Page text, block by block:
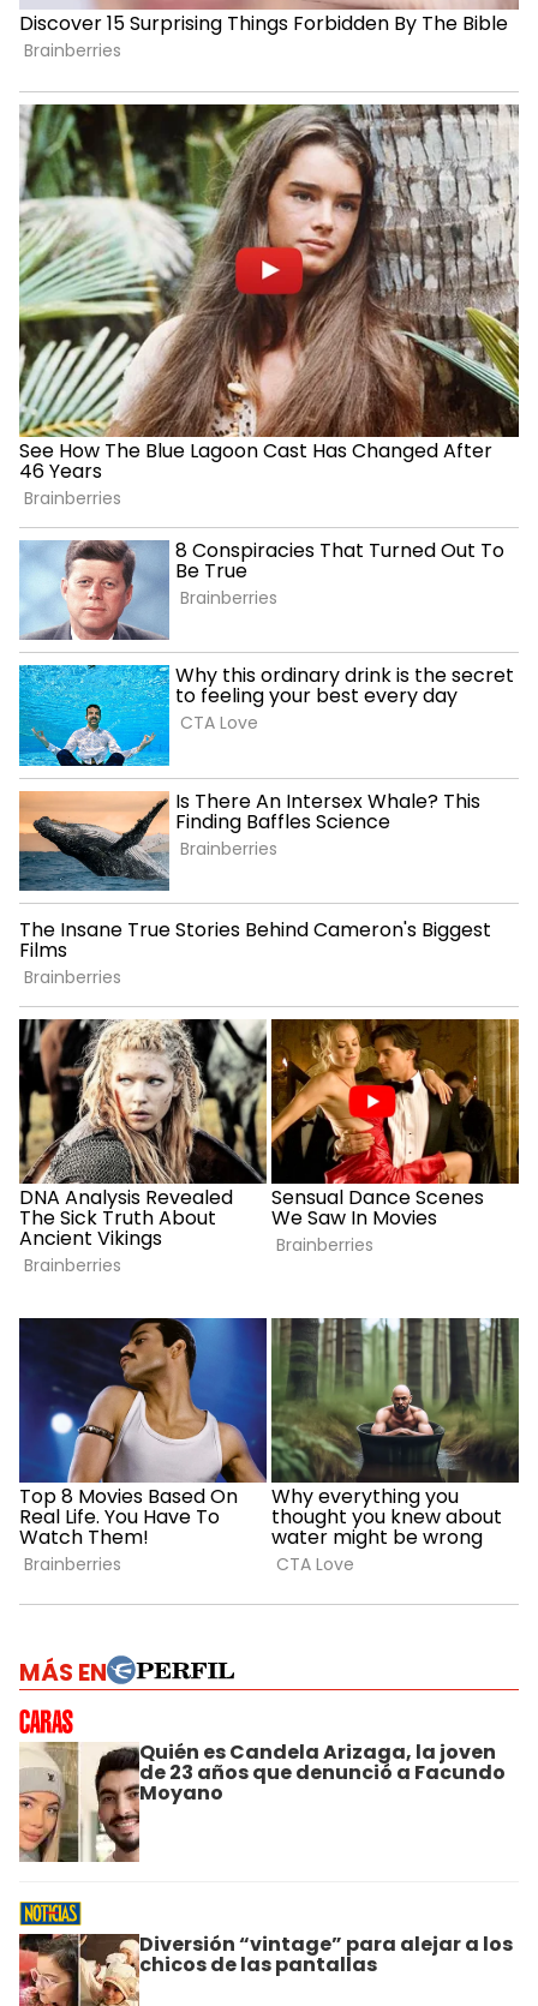
MÁS EN
Quién es Candela Arizaga, la joven
de 23 años que denunció a Facundo
Moyano
Diversión “vintage” para alejar a los
chicos de las pantallas